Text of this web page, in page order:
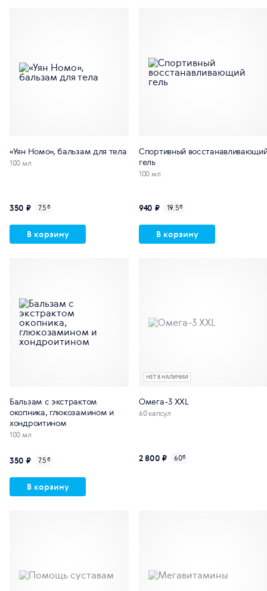
«Уян Номо», бальзам для тела
100 мл
350 ₽ 7.5б
В корзину
Спортивный
гель
100 мл
940 ₽ 19.5б
В корзину
Бальзам с экстрактом
окопника, глюкозамином и
хондроитином
100 мл
350 ₽ 7.5б
В корзину
НЕТ В НАЛИЧИИ
Омега-3 XXL
60 капсул
2 800 ₽ 60б